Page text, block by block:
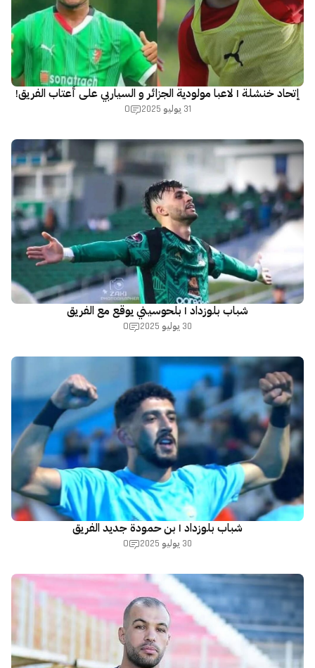
إتحاد خنشلة | لاعبا مولودية الجزائر و السياربي على أعتاب الفريق!
31 يوليو 2025 0
شباب بلوزداد | بلحوسيني يوقع مع الفريق
30 يوليو 2025 0
شباب بلوزداد | بن حمودة جديد الفريق
30 يوليو 2025 0